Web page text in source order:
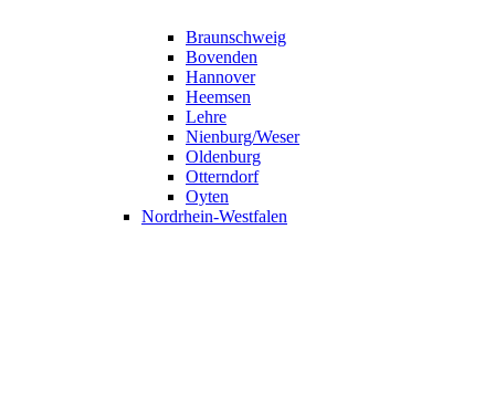
Braunschweig
Bovenden
Hannover
Heemsen
Lehre
Nienburg/Weser
Oldenburg
Otterndorf
Oyten
Nordrhein-Westfalen